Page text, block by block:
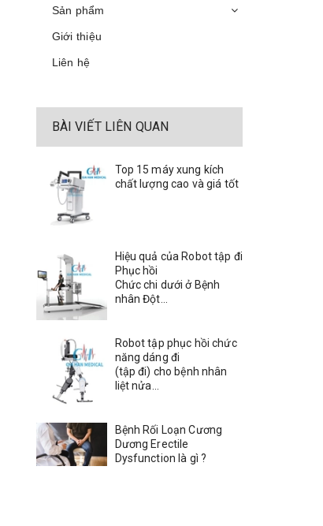
Sản phẩm
Giới thiệu
Liên hệ
BÀI VIẾT LIÊN QUAN
Top 15 máy xung kích
chất lượng cao và giá tốt
Hiệu quả của Robot tập đi
Phục hồi
Chức chi dưới ở Bệnh
nhân Đột...
Robot tập phục hồi chức
năng dáng đi
(tập đi) cho bệnh nhân
liệt nửa...
Bệnh Rối Loạn Cương
Dương Erectile
Dysfunction là gì ?